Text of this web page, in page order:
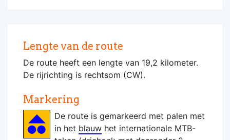
Lengte van de route
De route heeft een lengte van 19,2 kilometer.
De rijrichting is rechtsom (CW).
Markering
De route is gemarkeerd met palen met
in het blauw het internationale MTB-